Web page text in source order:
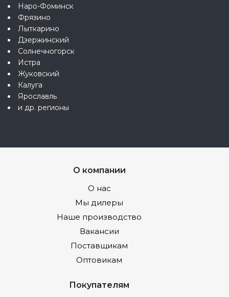
Наро-Фоминск
Фрязино
Лыткарино
Дзержинский
Солнечногорск
Истра
Жуковский
Калуга
Ярославль
и др. регионы
О компании
О нас
Мы дилеры
Наше производство
Вакансии
Поставщикам
Оптовикам
Покупателям